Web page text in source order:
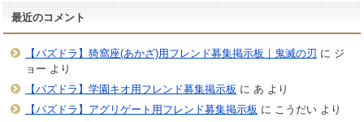
最近のコメント
【パズドラ】猗窩座(あかざ)用フレンド募集掲示板｜鬼滅の刃 に ジ
ョー より
【パズドラ】学園キオ用フレンド募集掲示板 に あ より
【パズドラ】アグリゲート用フレンド募集掲示板 に こうだいより